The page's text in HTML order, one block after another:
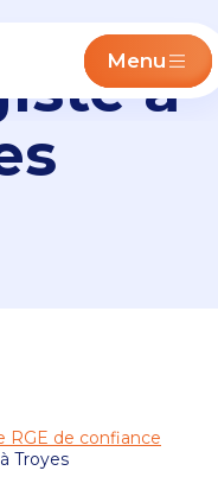
Menu
à
RGE de confiance
Troyes